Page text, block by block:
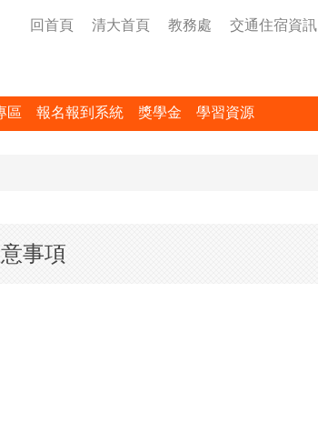
回首頁 清大首頁 教務處 交通住宿資訊
區 報名報到系統 獎學金 學習資源
事項